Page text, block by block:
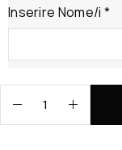
Inserire Nome/i *